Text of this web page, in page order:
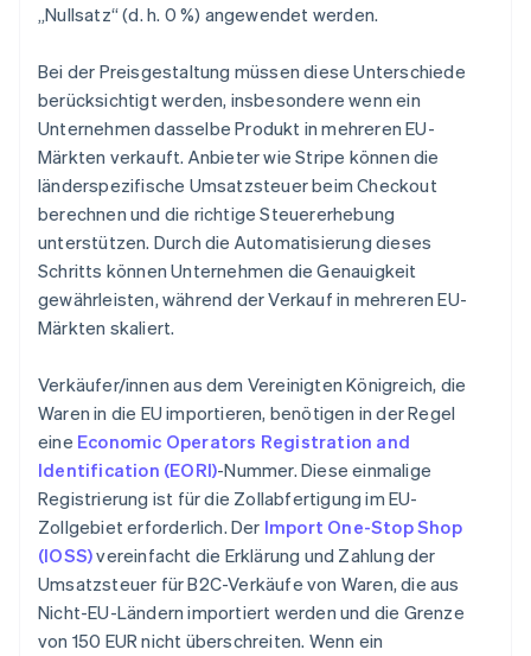
„Nullsatz“ (d. h. 0 %) angewendet werden.
Bei der Preisgestaltung müssen diese Unterschiede
berücksichtigt werden, insbesondere wenn ein
Unternehmen dasselbe Produkt in mehreren EU-
Märkten verkauft. Anbieter wie Stripe können die
länderspezifische Umsatzsteuer beim Checkout
berechnen und die richtige Steuererhebung
unterstützen. Durch die Automatisierung dieses
Schritts können Unternehmen die Genauigkeit
gewährleisten, während der Verkauf in mehreren EU-
Märkten skaliert.
Verkäufer/innen aus dem Vereinigten Königreich, die
Waren in die EU importieren, benötigen in der Regel
eine Economic Operators Registration and
Identification (EORI)-Nummer. Diese einmalige
Registrierung ist für die Zollabfertigung im EU-
Zollgebiet erforderlich. Der Import One-Stop Shop
(IOSS)vereinfacht die Erklärung und Zahlung der
Umsatzsteuer für B2C-Verkäufe von Waren, die aus
Nicht-EU-Ländern importiert werden und die Grenze
von 150 EUR nicht überschreiten. Wenn ein